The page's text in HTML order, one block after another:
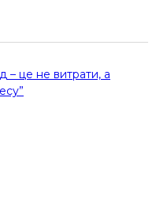
Офісом зеленого
програм
а також
[…]